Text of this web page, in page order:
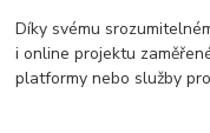
Díky svému
i online projektu
platformy nebo služby